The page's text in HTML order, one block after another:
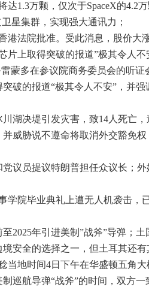
1.3万颗，仅次于SpaceX的4.2
星集群，实现强大通讯力；
港法院批准。受此消息，股价大涨
上取得突破的报道”极其令人不
蒙多在参议院商务委员会的听证
破的报道“极其令人不安”，并强
湖决堤引发灾害，致14人死亡，
威胁说不遵命将取消外交豁免权
议员提议特朗普担任众议长；
学院毕业典礼上遭无人机袭击，
2025年引进美制”战斧”导弹；土
安全的选择之一，但土耳其还有
当地时间4日下午在华盛顿五角
巡航导弹“战斧”的时间，双方一